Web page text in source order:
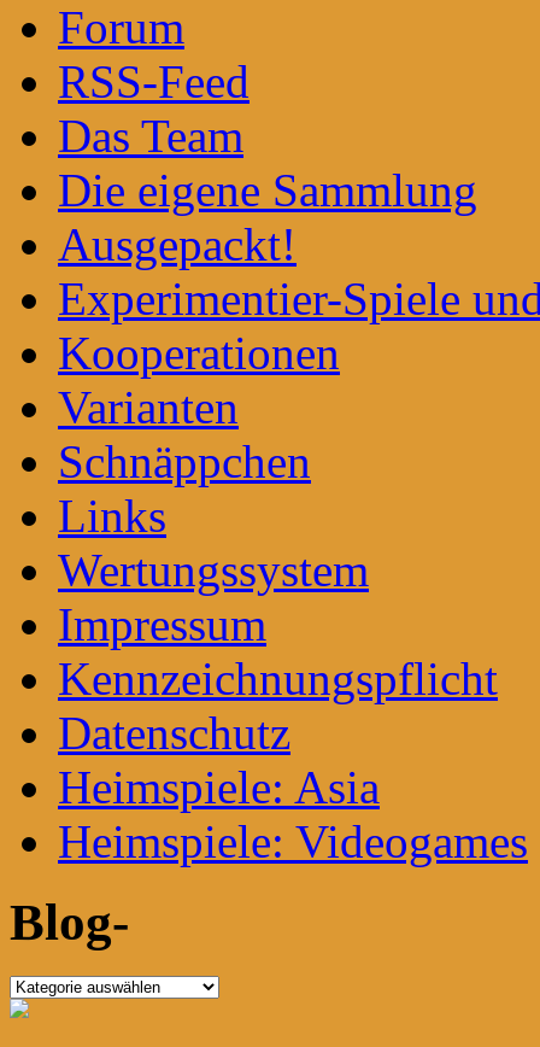
Forum
RSS-Feed
Das Team
Die eigene Sammlung
Ausgepackt!
Experimentier-Spiele
Kooperationen
Varianten
Schnäppchen
Links
Wertungssystem
Impressum
Kennzeichnungspflicht
Datenschutz
Heimspiele: Asia
Heimspiele: Videogames
Blog-
Blog-